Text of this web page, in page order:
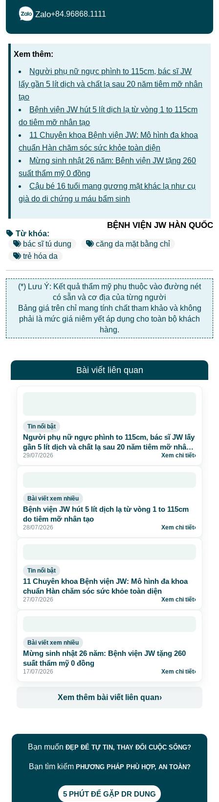
Zalo+84.96868.1111
Xem thêm:
Người phụ nữ ngực phình to 115cm, bác sĩ JW
lấy gần 5 lít dịch và chất lạ sau 20 năm tiêm mỡ nhân
tạo
Bệnh viện JW hút 5 lít dịch lạ từ vòng 1 to 115cm
do tiêm mỡ nhân tạo
11 Chuyên khoa Bệnh viện JW: Mô hình đa khoa
chuẩn Hàn chăm sóc sức khỏe toàn diện
Mừng sinh nhật 26 năm: Bệnh viện JW tặng 260
suất thẩm mỹ 0 đồng
Cậu bé 16 tuổi mang gương mặt khác lạ như cụ
già do di chứng u máu bẩm sinh
BỆNH VIỆN JW HÀN QUỐC
Từ khóa:
bác sĩ tú dung
căng da mặt bằng chỉ
trẻ hóa da
(*) Lưu Ý: Kết quả thẩm mỹ phụ thuộc vào đường nét
có sẵn và cơ địa của từng người
Bảng giá trên chỉ mang tính chất tham khảo và không
phải là mức giá niêm yết áp dụng cho toàn bộ khách
hàng.
Bài viết liên quan
Tin nổi bật
Người phụ nữ ngực phình to 115cm, bác sĩ JW lấy
gần 5 lít dịch và chất lạ sau 20 năm tiêm mỡ nhân
tạo
29/07/2026 Xem chi tiết›
Bài viết xem nhiều
Bệnh viện JW hút 5 lít dịch lạ từ vòng 1 to 115cm
do tiêm mỡ nhân tạo
28/07/2026 Xem chi tiết›
Tin nổi bật
11 Chuyên khoa Bệnh viện JW: Mô hình đa khoa
chuẩn Hàn chăm sóc sức khỏe toàn diện
27/07/2026 Xem chi tiết›
Bài viết xem nhiều
Mừng sinh nhật 26 năm: Bệnh viện JW tặng 260
suất thẩm mỹ 0 đồng
17/07/2026 Xem chi tiết›
Xem thêm bài viết liên quan›
Bạn muốn ĐẸP ĐỂ TỰ TIN, THAY ĐỔI CUỘC SỐNG?
Bạn tìm kiếm PHƯƠNG PHÁP PHÙ HỢP, AN TOÀN?
5 PHÚT ĐỂ GẶP DR DUNG